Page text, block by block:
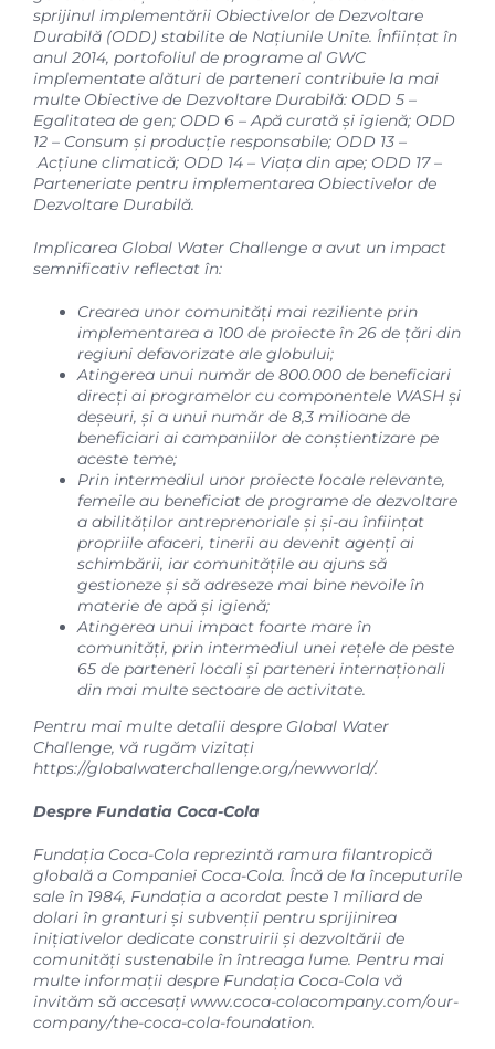
sprijinul implementării Obiectivelor de Dezvoltare
Durabilă (ODD) stabilite de Națiunile Unite. Înființat în
anul 2014, portofoliul de programe al GWC
implementate alături de parteneri contribuie la mai
multe Obiective de Dezvoltare Durabilă: ODD 5 –
Egalitatea de gen; ODD 6 – Apă curată și igienă; ODD
12 – Consum și producție responsabile; ODD 13 –
Acțiune climatică; ODD 14 – Viața din ape; ODD 17 –
Parteneriate pentru implementarea Obiectivelor de
Dezvoltare Durabilă.
Implicarea Global Water Challenge a avut un impact
semnificativ reflectat în:
Crearea unor comunități mai reziliente prin
implementarea a 100 de proiecte în 26 de țări din
regiuni defavorizate ale globului;
Atingerea unui număr de 800.000 de beneficiari
direcți ai programelor cu componentele WASH și
deșeuri, și a unui număr de 8,3 milioane de
beneficiari ai campaniilor de conștientizare pe
aceste teme;
Prin intermediul unor proiecte locale relevante,
femeile au beneficiat de programe de dezvoltare
a abilităților antreprenoriale și și-au înființat
propriile afaceri, tinerii au devenit agenți ai
schimbării, iar comunitățile au ajuns să
gestioneze și să adreseze mai bine nevoile în
materie de apă și igienă;
Atingerea unui impact foarte mare în
comunități, prin intermediul unei rețele de peste
65 de parteneri locali și parteneri internaționali
din mai multe sectoare de activitate.
Pentru mai multe detalii despre Global Water
Challenge, vă rugăm vizitați
https://globalwaterchallenge.org/newworld/.
Despre Fundatia Coca-Cola
Fundația Coca-Cola reprezintă ramura filantropică
globală a Companiei Coca-Cola. Încă de la începuturile
sale în 1984, Fundația a acordat peste 1 miliard de
dolari în granturi și subvenții pentru sprijinirea
inițiativelor dedicate construirii și dezvoltării de
comunități sustenabile în întreaga lume. Pentru mai
multe informații despre Fundația Coca-Cola vă
invităm să accesați www.coca-colacompany.com/our-
company/the-coca-cola-foundation.